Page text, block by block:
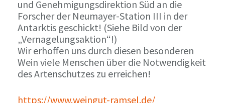
und Genehmigungsdirektion Süd an die
Forscher der Neumayer-Station III in der
Antarktis geschickt! (Siehe Bild von der
„Vernagelungsaktion“!)
Wir erhoffen uns durch diesen besonderen
Wein viele Menschen über die Notwendigkeit
des Artenschutzes zu erreichen!
https://www.weingut-ramsel.de/